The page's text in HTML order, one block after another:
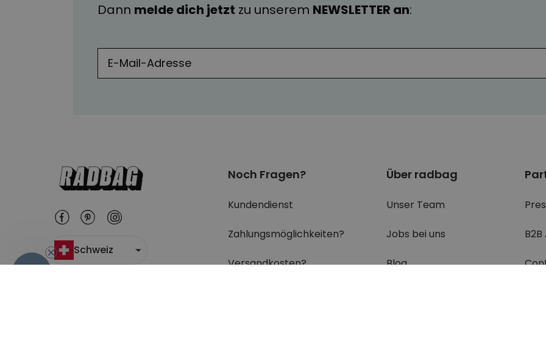
Dann melde dich jetzt zu unserem NEWSLETTER an:
Schweiz
Noch Fragen?
Kundendienst
Zahlungsmöglichkeiten?
Versandkosten?
Über radbag
Unser Team
Jobs bei uns
Blog